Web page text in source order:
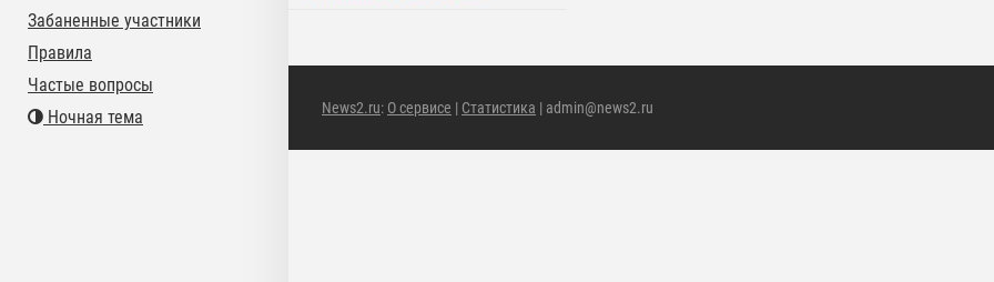
News2.ru: О сервисе | Статистика | admin@news2.ru
Забаненные участники
Правила
Частые вопросы
Ночная тема